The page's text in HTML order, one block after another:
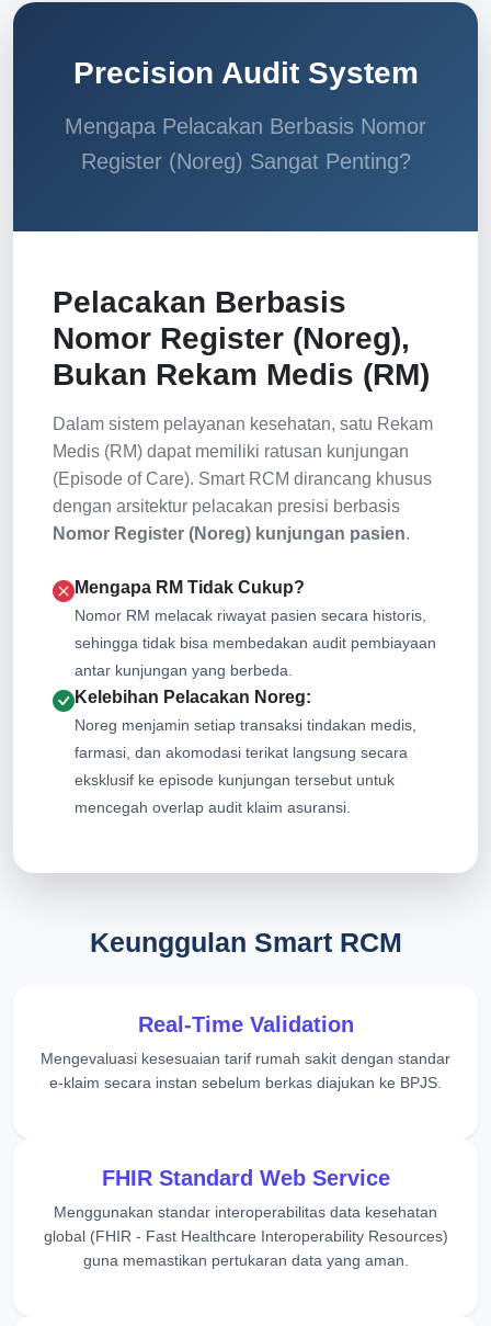
Precision Audit System
Mengapa Pelacakan Berbasis Nomor
Register (Noreg) Sangat Penting?
Pelacakan Berbasis
Nomor Register (Noreg),
Bukan Rekam Medis (RM)
Dalam sistem pelayanan kesehatan, satu Rekam
Medis (RM) dapat memiliki ratusan kunjungan
(Episode of Care). Smart RCM dirancang khusus
dengan arsitektur pelacakan presisi berbasis
Nomor Register (Noreg) kunjungan pasien.
Mengapa RM Tidak Cukup?
Nomor RM melacak riwayat pasien secara historis,
sehingga tidak bisa membedakan audit pembiayaan
antar kunjungan yang berbeda.
Kelebihan Pelacakan Noreg:
Noreg menjamin setiap transaksi tindakan medis,
farmasi, dan akomodasi terikat langsung secara
eksklusif ke episode kunjungan tersebut untuk
mencegah overlap audit klaim asuransi.
Keunggulan Smart RCM
Real-Time Validation
Mengevaluasi kesesuaian tarif rumah sakit dengan standar
e-klaim secara instan sebelum berkas diajukan ke BPJS.
FHIR Standard Web Service
Menggunakan standar interoperabilitas data kesehatan
global (FHIR - Fast Healthcare Interoperability Resources)
guna memastikan pertukaran data yang aman.